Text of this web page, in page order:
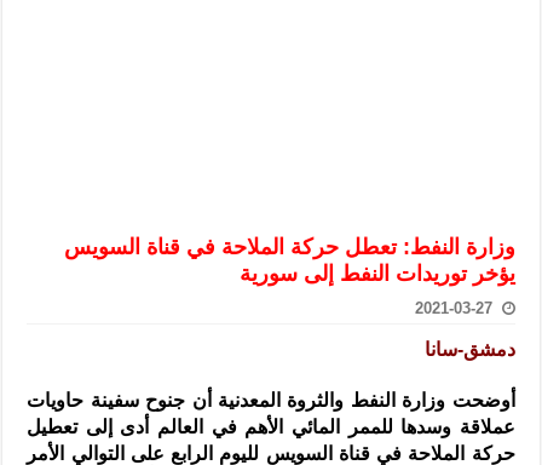
سوريا تبحث مع الإيسيسكو التعاون في البحث العلمي وحماية التراث
وزارة النفط: تعطل حركة الملاحة في قناة السويس
يؤخر توريدات النفط إلى سورية
2021-03-27
دمشق-سانا
أوضحت وزارة النفط والثروة المعدنية أن جنوح سفينة حاويات
عملاقة وسدها للممر المائي الأهم في العالم أدى إلى تعطيل
حركة الملاحة في قناة السويس لليوم الرابع على التوالي الأمر